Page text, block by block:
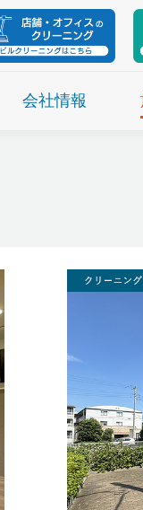
会社情報